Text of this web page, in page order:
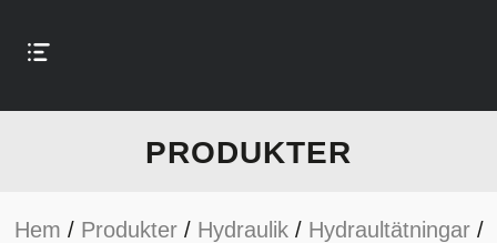
PRODUKTER
Hem / Produkter/ Hydraulik/ Hydraultätningar/